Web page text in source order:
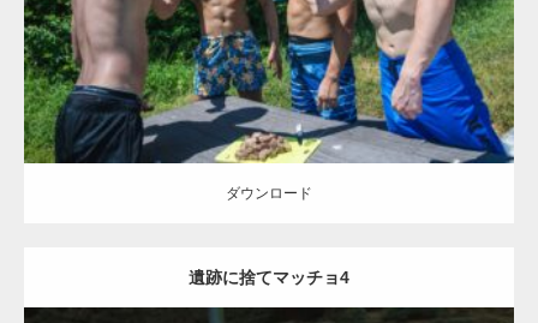
ダウンロード
ダウンロード
遺跡に捨てマッチョ4